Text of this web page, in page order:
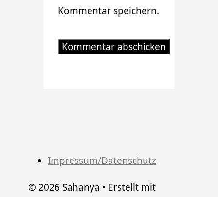
Kommentar speichern.
Impressum/Datenschutz
© 2026 Sahanya • Erstellt mit